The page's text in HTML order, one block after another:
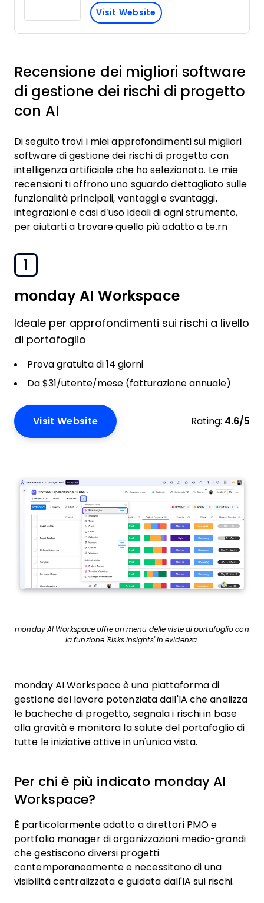
Visit Website
Recensione dei migliori software
di gestione dei rischi di progetto
con AI
Di seguito trovi i miei approfondimenti sui migliori
software di gestione dei rischi di progetto con
intelligenza artificiale che ho selezionato. Le mie
recensioni ti offrono uno sguardo dettagliato sulle
funzionalità principali, vantaggi e svantaggi,
integrazioni e casi d’uso ideali di ogni strumento,
per aiutarti a trovare quello più adatto a te.rn
1
monday AI Workspace
Ideale per approfondimenti sui rischi a livello
di portafoglio
Prova gratuita di 14 giorni
Da $31/utente/mese (fatturazione annuale)
Visit Website Rating: 4.6/5
monday AI Workspace offre un menu delle viste di portafoglio con
la funzione 'Risks Insights' in evidenza.
monday AI Workspace è una piattaforma di
gestione del lavoro potenziata dall'IA che analizza
le bacheche di progetto, segnala i rischi in base
alla gravità e monitora la salute del portafoglio di
tutte le iniziative attive in un'unica vista.
Per chi è più indicato monday AI
Workspace?
È particolarmente adatto a direttori PMO e
portfolio manager di organizzazioni medio-grandi
che gestiscono diversi progetti
contemporaneamente e necessitano di una
visibilità centralizzata e guidata dall'IA sui rischi.